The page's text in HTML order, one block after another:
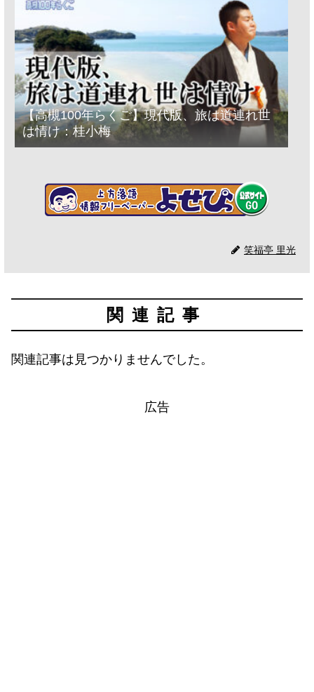
【高槻100年らくご】現代版、旅は道連れ世
は情け：桂小梅
笑福亭 里光
関連記事
関連記事は見つかりませんでした。
広告